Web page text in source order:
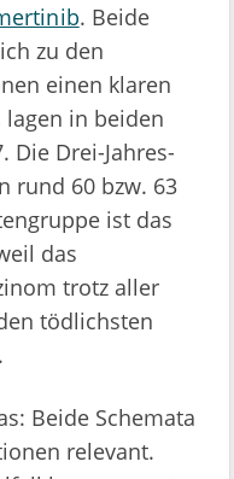
. Beide
zu den
einen klaren
lagen in beiden
Die Drei-Jahres-
rund 60 bzw. 63
ist das
das
trotz aller
tödlichsten
Beide Schemata
relevant.